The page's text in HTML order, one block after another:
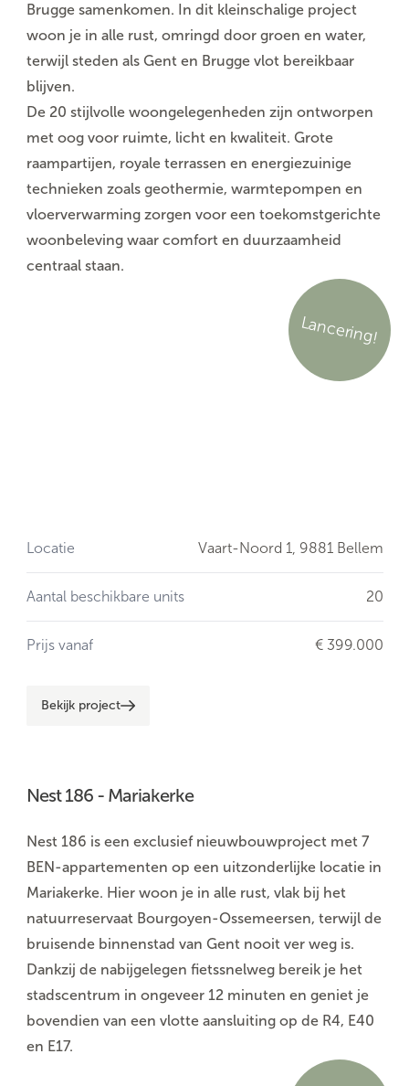
Brugge samenkomen. In dit kleinschalige project
woon je in alle rust, omringd door groen en water,
terwijl steden als Gent en Brugge vlot bereikbaar
blijven.
De 20 stijlvolle woongelegenheden zijn ontworpen
met oog voor ruimte, licht en kwaliteit. Grote
raampartijen, royale terrassen en energiezuinige
technieken zoals geothermie, warmtepompen en
vloerverwarming zorgen voor een toekomstgerichte
woonbeleving waar comfort en duurzaamheid
centraal staan.
Lancering!
Locatie Vaart-Noord 1, 9881 Bellem
Aantal beschikbare units 20
Prijs vanaf € 399.000
Bekijk project
Nest 186 - Mariakerke
Nest 186 is een exclusief nieuwbouwproject met 7
BEN-appartementen op een uitzonderlijke locatie in
Mariakerke. Hier woon je in alle rust, vlak bij het
natuurreservaat Bourgoyen-Ossemeersen, terwijl de
bruisende binnenstad van Gent nooit ver weg is.
Dankzij de nabijgelegen fietssnelweg bereik je het
stadscentrum in ongeveer 12 minuten en geniet je
bovendien van een vlotte aansluiting op de R4, E40
en E17.